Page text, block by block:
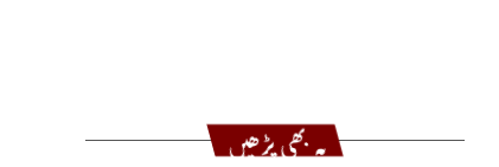
یہ بھی پڑھیں